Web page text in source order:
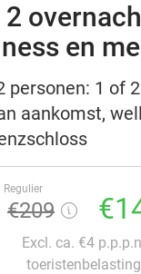
2
en
personen: 1 of
aankomst,
Regulier
€209
Excl. ca. €4
toeristenbelasting